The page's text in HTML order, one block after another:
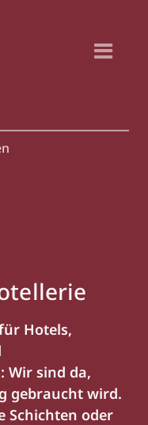
Hotels,
Wir sind da,
gebraucht wird.
Schichten oder